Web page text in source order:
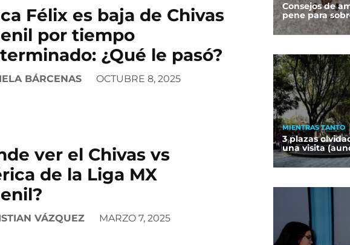
Félix es baja de Chivas
por tiempo
¿Qué le pasó?
BÁRCENAS OCTUBRE 8, 2025
ver el Chivas vs
de la Liga MX
VÁZQUEZ MARZO 7, 2025
Consejos de
pene para
MIENTRAS TANTO
3 plazas
una visita